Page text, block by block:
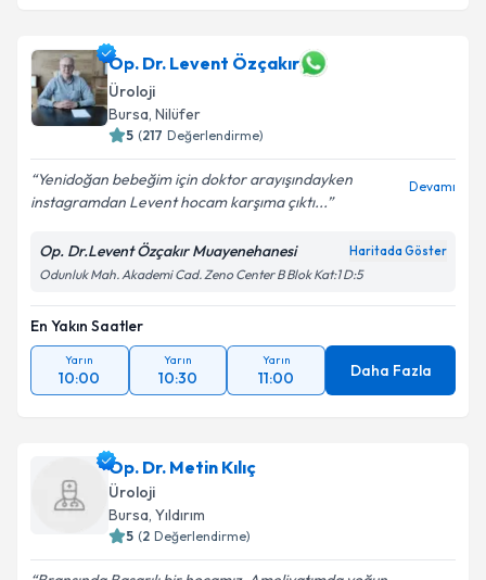
Op. Dr. Levent Özçakır
Üroloji
Bursa, Nilüfer
5 (217 Değerlendirme)
Yenidoğan bebeğim için doktor arayışındayken
instagramdan Levent hocam karşıma çıktı...
Devamı
Op. Dr.Levent Özçakır Muayenehanesi Haritada Göster
Odunluk Mah. Akademi Cad. Zeno Center B Blok Kat:1 D:5
En Yakın Saatler
Yarın
10:00
Yarın
10:30
Yarın
11:00 Daha Fazla
Op. Dr. Metin Kılıç
Üroloji
Bursa, Yıldırım
5 (2 Değerlendirme)